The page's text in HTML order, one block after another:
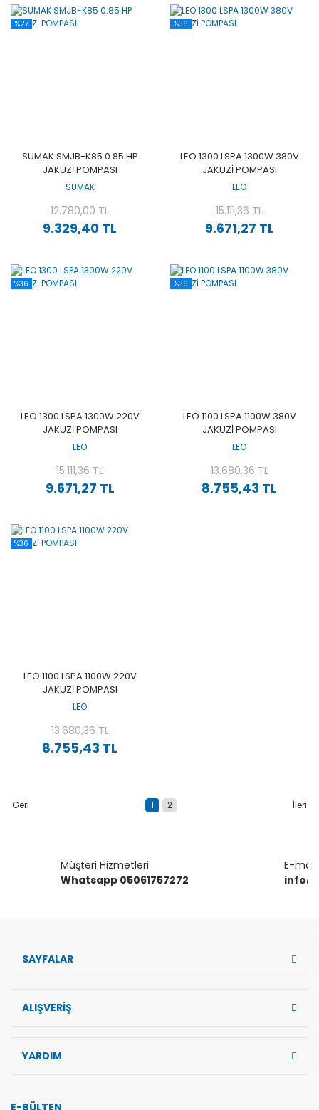
%27
SUMAK SMJB-K85 0.85 HP
JAKUZİ POMPASI
SUMAK
9.329,40 TL
12.780,00 TL
%36
LEO 1300 LSPA 1300W 380V
JAKUZİ POMPASI
LEO
9.671,27 TL
15.111,36 TL
%36
LEO 1300 LSPA 1300W 220V
JAKUZİ POMPASI
LEO
9.671,27 TL
15.111,36 TL
%36
LEO 1100 LSPA 1100W 380V
JAKUZİ POMPASI
LEO
8.755,43 TL
13.680,36 TL
%36
LEO 1100 LSPA 1100W 220V
JAKUZİ POMPASI
LEO
8.755,43 TL
13.680,36 TL
1 2
Müşteri Hizmetleri
Whatsapp 05061757272
E-mail
SAYFALAR
ALIŞVERİŞ
YARDIM
E-BÜLTEN